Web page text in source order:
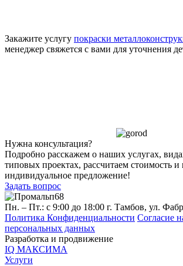
Закажите услугу покраски
менеджер свяжется с вами для уточнения
Нужна консультация?
Подробно расскажем о наших услугах,
типовых проектах, рассчитаем стоимость
индивидуальное предложение!
Задать вопрос
Пн. – Пт.: с 9:00 до 18:00 г. Тамбов, ул.
Политика Конфиденциальности Согласие
персональных данных
Разработка и продвижение
IQ МАКСИМА
Услуги